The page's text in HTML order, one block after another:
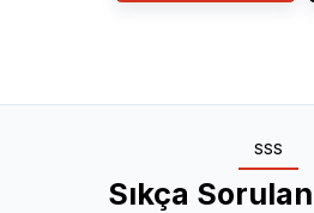
SSS
Sıkça